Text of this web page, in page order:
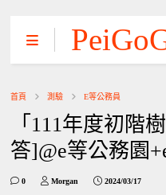
首頁 測驗 E等公務員
「111年度初階
答]@e等公務園
0 Morgan 2024/03/17